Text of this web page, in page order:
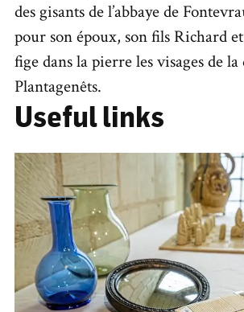
des gisants de l’abbaye de
pour son époux, son fils Richard
fige dans la pierre les visages de la
Plantagenêts.
Useful links